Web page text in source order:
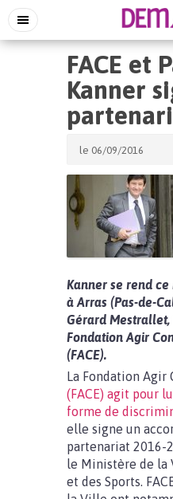
FACE et
Kanner
le 06/09/2016
Kanner se rend
à Arras (Pas-de-
Gérard
Fondation Agir
(FACE).
La Fondation Agir
(FACE) agit pour
forme de
elle signe un
partenariat 2016-
le Ministère de la
et des Sports.